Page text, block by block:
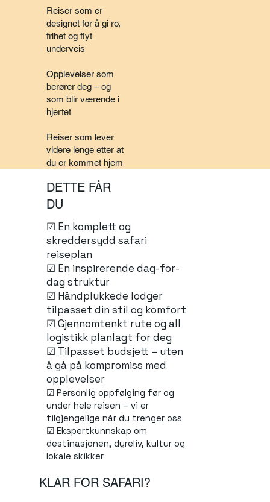
Reiser som er
designet for å gi ro,
frihet og flyt
underveis
Opplevelser som
berører deg – og
som blir værende i
hjertet
Reiser som lever
videre lenge etter at
du er kommet hjem
DETTE FÅR
DU
☑ En komplett og
skreddersydd safari
reiseplan
☑ En inspirerende dag-for-
dag struktur
☑ Håndplukkede lodger
tilpasset din stil og komfort
☑ Gjennomtenkt rute og all
logistikk planlagt for deg
☑ Tilpasset budsjett – uten
å gå på kompromiss med
opplevelser
☑ Personlig oppfølging før og
under hele reisen – vi er
tilgjengelige når du trenger oss
☑ Ekspertkunnskap om
destinasjonen, dyreliv, kultur og
lokale skikker
KLAR FOR SAFARI?